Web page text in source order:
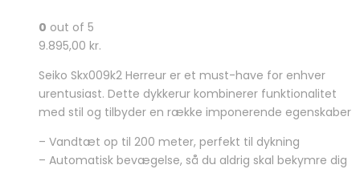
0 out of 5
9.895,00 kr.
Seiko Skx009k2 Herreur er et must-have for enhver
urentusiast. Dette dykkerur kombinerer funktionalitet
med stil og tilbyder en række imponerende egenskaber
– Vandtæt op til 200 meter, perfekt til dykning
– Automatisk bevægelse, så du aldrig skal bekymre dig